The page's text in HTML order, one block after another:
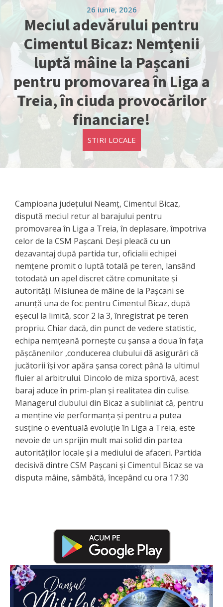
26 iunie, 2026
Meciul adevărului pentru
Cimentul Bicaz: Nemțenii
luptă mâine la Pașcani
pentru promovarea în Liga a
Treia, în ciuda provocărilor
financiare!
STIRI LOCALE
Campioana județului Neamț, Cimentul Bicaz,
dispută meciul retur al barajului pentru
promovarea în Liga a Treia, în deplasare, împotriva
celor de la CSM Pașcani. Deși pleacă cu un
dezavantaj după partida tur, oficialii echipei
nemțene promit o luptă totală pe teren, lansând
totodată un apel discret către comunitate și
autorități. Misiunea de mâine de la Pașcani se
anunță una de foc pentru Cimentul Bicaz, după
eșecul la limită, scor 2 la 3, înregistrat pe teren
propriu. Chiar dacă, din punct de vedere statistic,
echipa nemțeană pornește cu șansa a doua în fața
pășcănenilor ,conducerea clubului dă asigurări că
jucătorii își vor apăra șansa corect până la ultimul
fluier al arbitrului. ​Dincolo de miza sportivă, acest
baraj aduce în prim-plan și realitatea din culise.
Managerul clubului din Bicaz a subliniat că, pentru
a menține vie performanța și pentru a putea
susține o eventuală evoluție în Liga a Treia, este
nevoie de un sprijin mult mai solid din partea
autorităților locale și a mediului de afaceri. ​Partida
decisivă dintre CSM Pașcani și Cimentul Bicaz se va
disputa mâine, sâmbătă, începând cu ora 17:30